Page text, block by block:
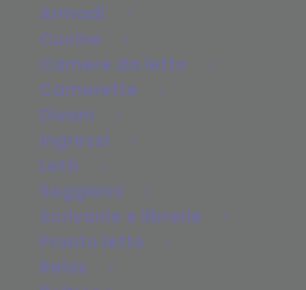
Armadi
Cucine
Camere da letto
Camerette
Divani
Ingressi
Letti
Soggiorni
Scrivanie e librerie
Pronto letto
Relax